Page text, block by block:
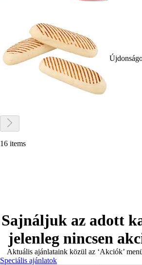
16 items
Sajnáljuk az adott
jelenleg nincsen
Aktuális ajánlataink közül az ‘Akciók’
Speciális ajánlatok